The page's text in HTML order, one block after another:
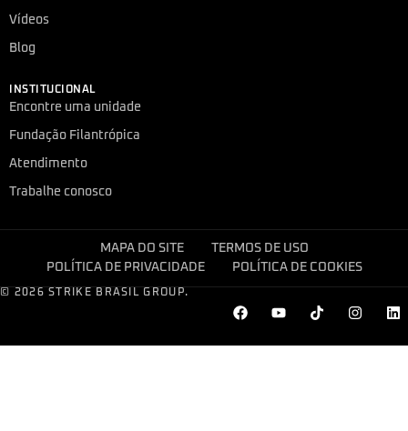
Vídeos
Blog
INSTITUCIONAL
Encontre uma unidade
Fundação Filantrópica
Atendimento
Trabalhe conosco
MAPA DO SITE
TERMOS DE USO
POLÍTICA DE PRIVACIDADE
POLÍTICA DE COOKIES
© 2026 STRIKE BRASIL GROUP.